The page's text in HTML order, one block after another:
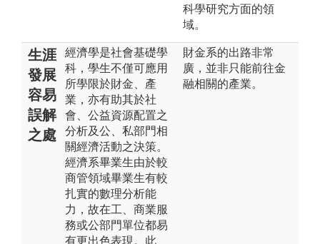
科學研究方面的領
域。
生涯
發展
容易
誤解
之處
經濟學是社會基礎學
科，學生不僅可應用
所學限於財金、產
業，亦有助其於社
會、公益資源配置之
分析及公、私部門相
關經濟活動之決策。
經濟系畢業生由於較
商管領域畢業生有較
扎實的數理分析能
力，故在工、商業服
務或公部門單位都易
有更出色表現。此
財金系的出路非常
廣，並非只能前往金
融相關的產業。